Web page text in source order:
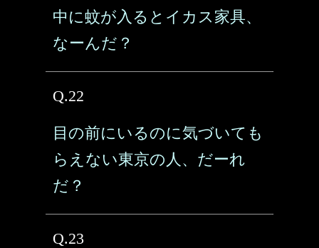
中に蚊が入るとイカス家具、
なーんだ？
Q.22
目の前にいるのに気づいても
らえない東京の人、だーれ
だ？
Q.23